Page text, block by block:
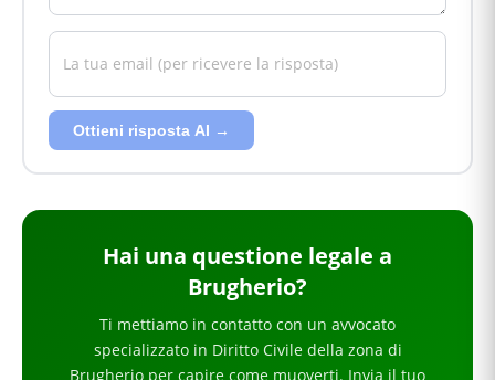
Ottieni risposta AI →
Hai una questione legale a
Brugherio?
Ti mettiamo in contatto con un avvocato
specializzato in Diritto Civiledella zona di
Brugherio per capire come muoverti. Invia il tuo